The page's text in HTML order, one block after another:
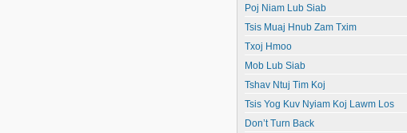
Poj Niam Lub Siab
Tsis Muaj Hnub Zam Txim
Txoj Hmoo
Mob Lub Siab
Tshav Ntuj Tim Koj
Tsis Yog Kuv Nyiam Koj Lawm Los
Don’t Turn Back